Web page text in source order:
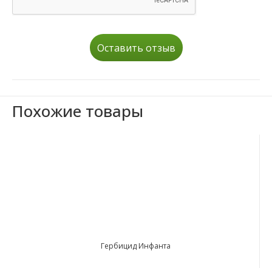
Оставить отзыв
Похожие товары
Гербицид Инфанта